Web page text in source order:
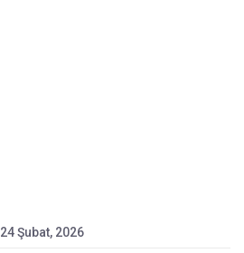
24 Şubat, 2026